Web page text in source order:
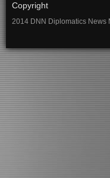
Copyright
2014 DNN Diplomatics News